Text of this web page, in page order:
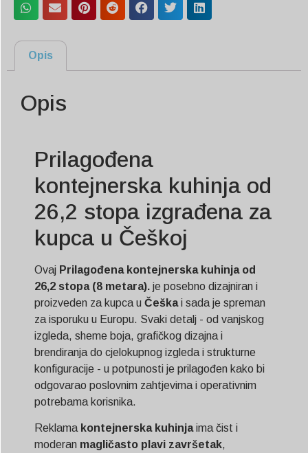
Opis
Opis
Prilagođena
kontejnerska kuhinja od
26,2 stopa izgrađena za
kupca u Češkoj
Ovaj Prilagođena kontejnerska kuhinja od
26,2 stopa (8 metara). je posebno dizajniran i
proizveden za kupca u Češkai sada je spreman
za isporuku u Europu. Svaki detalj - od vanjskog
izgleda, sheme boja, grafičkog dizajna i
brendiranja do cjelokupnog izgleda i strukturne
konfiguracije - u potpunosti je prilagođen kako bi
odgovarao poslovnim zahtjevima i operativnim
potrebama korisnika.
Reklama kontejnerska kuhinjaima čist i
moderan magličasto plavi završetak,